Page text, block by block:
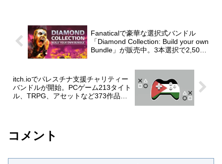
Fanaticalで豪華な選択式バンドル
「Diamond Collection: Build your own
Bundle」が販売中。3本選択で2,500
itch.ioでパレスチナ支援チャリティー
バンドルが開始。PCゲーム213タイト
ル、TRPG、アセットなど373作品が
コメント